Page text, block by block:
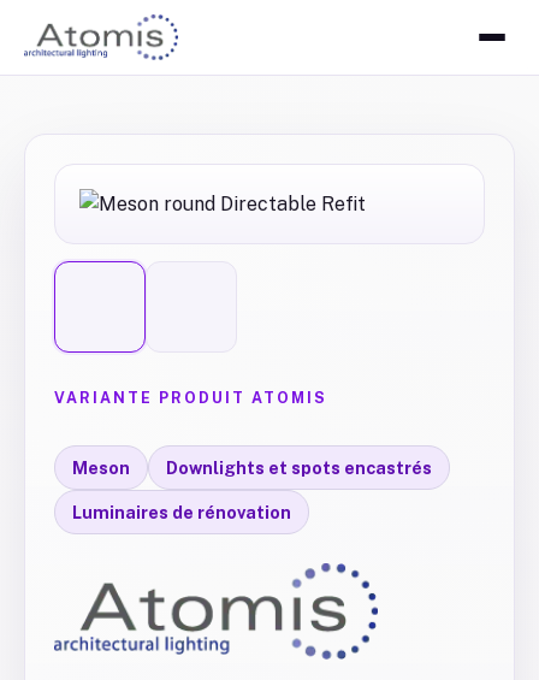
VARIANTE PRODUIT ATOMIS
Meson Downlights et spots encastrés
Luminaires de rénovation